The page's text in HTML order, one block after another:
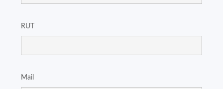
RUT
Mail